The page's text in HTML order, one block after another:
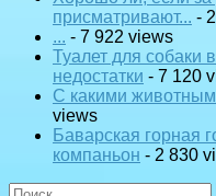
присматривают... -
... - 7 922 views
Туалет для собаки
недостатки - 7 120
С какими
views
Баварская горная
компаньон - 2 830
Найти: